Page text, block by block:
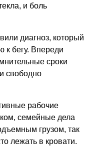
и боль
диагноз, который
к бегу. Впереди
сроки
свободно
рабочие
семейные дела
грузом, так
лежать в кровати.